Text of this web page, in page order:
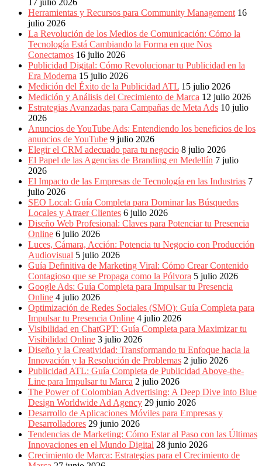
17 julio 2026
Herramientas y Recursos para Community Management 16
julio 2026
La Revolución de los Medios de Comunicación: Cómo la
Tecnología Está Cambiando la Forma en que Nos
Conectamos 16 julio 2026
Publicidad Digital: Cómo Revolucionar tu Publicidad en la
Era Moderna 15 julio 2026
Medición del Éxito de la Publicidad ATL 15 julio 2026
Medición y Análisis del Crecimiento de Marca 12 julio 2026
Estrategias Avanzadas para Campañas de Meta Ads 10 julio
2026
Anuncios de YouTube Ads: Entendiendo los beneficios de los
anuncios de YouTube 9 julio 2026
Elegir el CRM adecuado para tu negocio 8 julio 2026
El Papel de las Agencias de Branding en Medellín 7 julio
2026
El Impacto de las Empresas de Tecnología en las Industrias 7
julio 2026
SEO Local: Guía Completa para Dominar las Búsquedas
Locales y Atraer Clientes 6 julio 2026
Diseño Web Profesional: Claves para Potenciar tu Presencia
Online 6 julio 2026
Luces, Cámara, Acción: Potencia tu Negocio con Producción
Audiovisual 5 julio 2026
Guía Definitiva de Marketing Viral: Cómo Crear Contenido
Contagioso que se Propaga como la Pólvora 5 julio 2026
Google Ads: Guía Completa para Impulsar tu Presencia
Online 4 julio 2026
Optimización de Redes Sociales (SMO): Guía Completa para
Impulsar tu Presencia Online 4 julio 2026
Visibilidad en ChatGPT: Guía Completa para Maximizar tu
Visibilidad Online 3 julio 2026
Diseño y la Creatividad: Transformando tu Enfoque hacia la
Innovación y la Resolución de Problemas 2 julio 2026
Publicidad ATL: Guía Completa de Publicidad Above-the-
Line para Impulsar tu Marca 2 julio 2026
The Power of Colombian Advertising: A Deep Dive into Blue
Design Worldwide Ad Agency 29 junio 2026
Desarrollo de Aplicaciones Móviles para Empresas y
Desarrolladores 29 junio 2026
Tendencias de Marketing: Cómo Estar al Paso con las Últimas
Innovaciones en el Mundo Digital 28 junio 2026
Crecimiento de Marca: Estrategias para el Crecimiento de